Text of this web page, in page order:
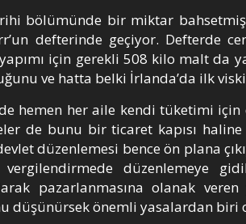
bölümünde bir miktar
defterinde geçiyor. Defterde
yapımı için gerekli 508 kilo malt da
ve hatta belki İrlanda’da ilk
hemen her aile kendi tüketimi
de bunu bir ticaret kapısı
düzenlemesi bence ön plana
vergilendirmede düzenlemeye
pazarlanmasına olanak
düşünürsek önemli yasalardan biri